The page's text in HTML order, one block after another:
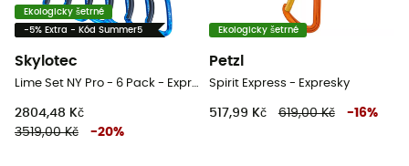
Ekologicky šetrné
-5% Extra - Kód Summer5
Skylotec
Lime Set NY Pro - 6 Pack - Expresky
2804,48 Kč
3519,00 Kč
-20%
Ekologicky šetrné
Petzl
Spirit Express - Expresky
517,99 Kč 619,00 Kč -16%